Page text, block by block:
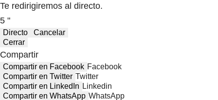
Te redirigiremos al directo.
5 "
Directo
Cancelar
Cerrar
Compartir
Compartir en Facebook Facebook
Compartir en Twitter Twitter
Compartir en LinkedIn Linkedin
Compartir en WhatsApp WhatsApp